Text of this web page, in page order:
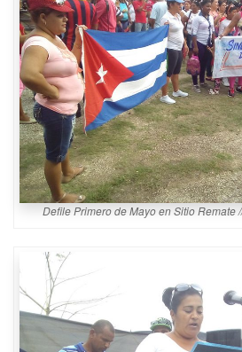
Defile Primero de Mayo en Sitio Remate